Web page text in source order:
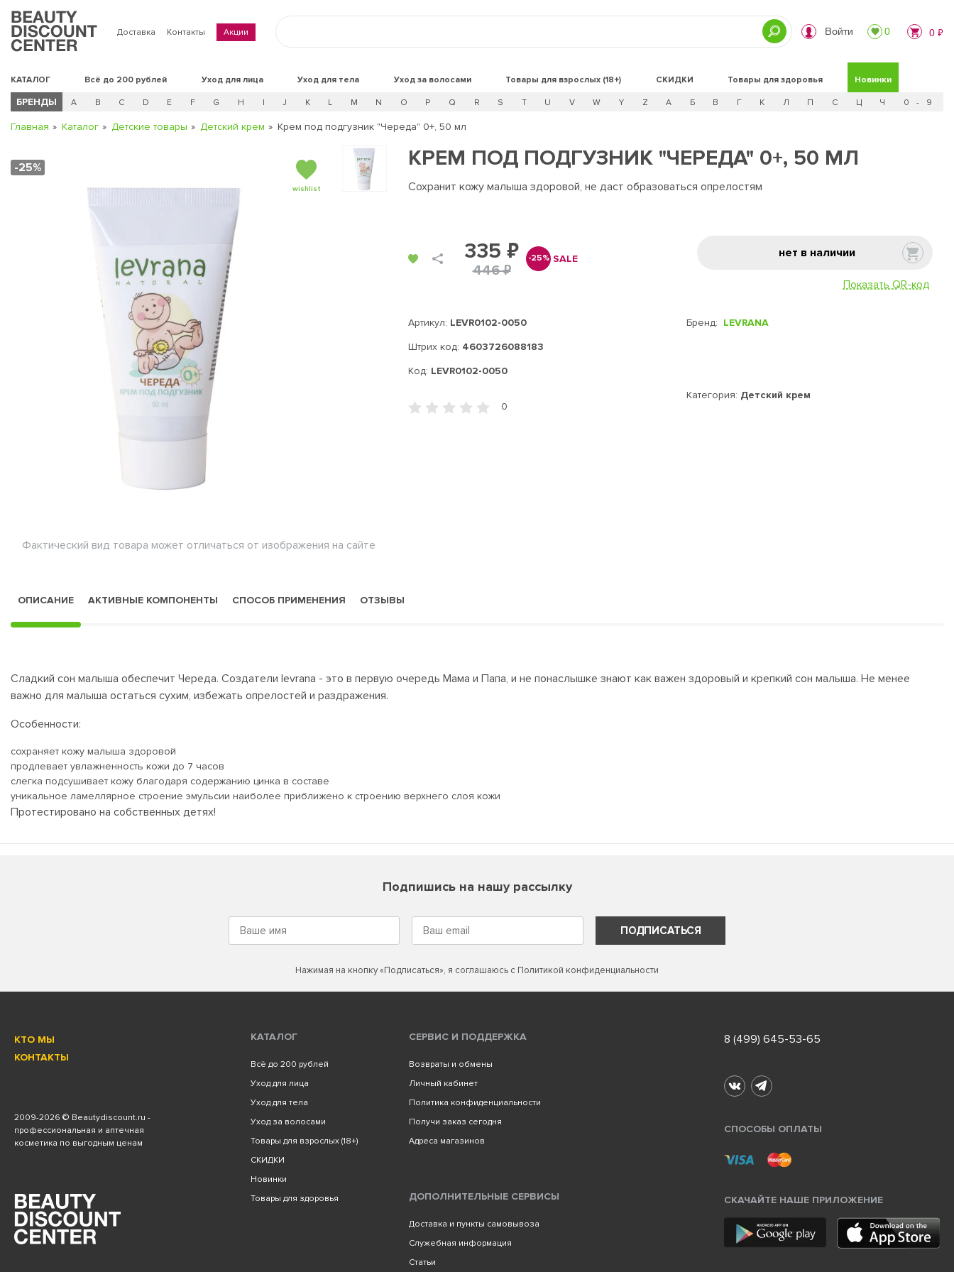
Доставка Контакты Акции Войти 0 0 ₽
КАТАЛОГ Всё до 200 рублей Уход для лица Уход для тела Уход за волосами Товары для взрослых (18+) СКИДКИ Новинки
Товары для здоровья
БРЕНДЫ A B C D E F G H I J K L M N O P Q R S T U V W Y Z А Б В Г К Л П С Ц Ч 0 - 9
Главная Каталог Детские товары Детский крем Крем под подгузник "Череда" 0+, 50 мл
-25%
wishlist
Фактический вид товара может отличаться от изображения на сайте
КРЕМ ПОД ПОДГУЗНИК "ЧЕРЕДА" 0+, 50 МЛ
Сохранит кожу малыша здоровой, не даст образоваться опрелостям
335 ₽
446 ₽
-25% SALE нет в наличии
Показать QR-код
Артикул: LEVR0102-0050
Штрих код: 4603726088183
Код: LEVR0102-0050
Бренд: LEVRANA
Категория: Детский крем
0
ОПИСАНИЕ АКТИВНЫЕ КОМПОНЕНТЫ СПОСОБ ПРИМЕНЕНИЯ ОТЗЫВЫ
Сладкий сон малыша обеспечит Череда. Создатели levrana - это в первую очередь Мама и Папа, и не понаслышке знают как важен здоровый и крепкий сон малыша. Не менее
важно для малыша остаться сухим, избежать опрелостей и раздражения.
Особенности:
сохраняет кожу малыша здоровой
продлевает увлажненность кожи до 7 часов
слегка подсушивает кожу благодаря содержанию цинка в составе
уникальное ламеллярное строение эмульсии наиболее приближено к строению верхнего слоя кожи
Протестировано на собственных детях!
Подпишись на нашу рассылку
ПОДПИСАТЬСЯ
Нажимая на кнопку «Подписаться», я соглашаюсь с Политикой конфиденциальности
КТО МЫ
КОНТАКТЫ
2009-2026 © Beautydiscount.ru -
профессиональная и аптечная
косметика по выгодным ценам
КАТАЛОГ
Всё до 200 рублей
Уход для лица
Уход для тела
Уход за волосами
Товары для взрослых (18+)
СКИДКИ
Новинки
Товары для здоровья
СЕРВИС И ПОДДЕРЖКА
Возвраты и обмены
Личный кабинет
Политика конфиденциальности
Получи заказ сегодня
Адреса магазинов
ДОПОЛНИТЕЛЬНЫЕ СЕРВИСЫ
Доставка и пункты самовывоза
Служебная информация
Статьи
8 (499) 645-53-65
СПОСОБЫ ОПЛАТЫ
СКАЧАЙТЕ НАШЕ ПРИЛОЖЕНИЕ